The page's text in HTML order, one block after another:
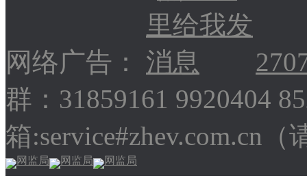
网络广告：
群：31859161 9920404
箱:service#zhev.com.cn